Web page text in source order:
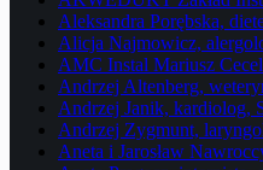
Aleksandra Porębska,
Alicja Najmowicz,
AMC Instal Mariusz
Andrzej Altenberg,
Andrzej Janik, kardiolog,
Andrzej Zygmunt,
Aneta i Jarosław